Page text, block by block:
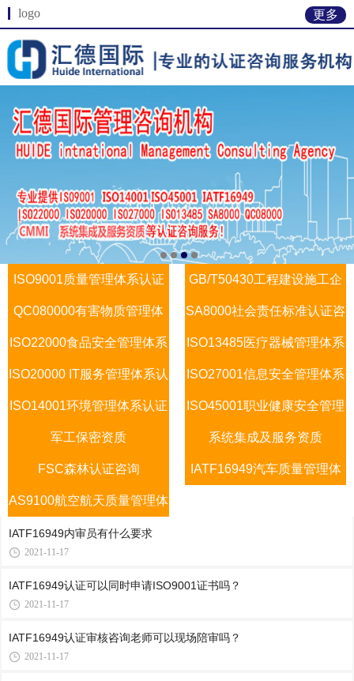
logo 更多
ISO9001质量管理体系认证
咨询
GB/T50430工程建设施工企
业质量管理
QC080000有害物质管理体
系认证咨询
SA8000社会责任标准认证咨
询
ISO22000食品安全管理体系
认证咨询
ISO13485医疗器械管理体系
认证咨询
ISO20000 IT服务管理体系认
证咨询
ISO27001信息安全管理体系
认证咨询
ISO14001环境管理体系认证
咨询
ISO45001职业健康安全管理
体系
军工保密资质 系统集成及服务资质
FSC森林认证咨询 IATF16949汽车质量管理体
AS9100航空航天质量管理体
系
IATF16949内审员有什么要求
2021-11-17
IATF16949认证可以同时申请ISO9001证书吗？
2021-11-17
IATF16949认证审核咨询老师可以现场陪审吗？
2021-11-17